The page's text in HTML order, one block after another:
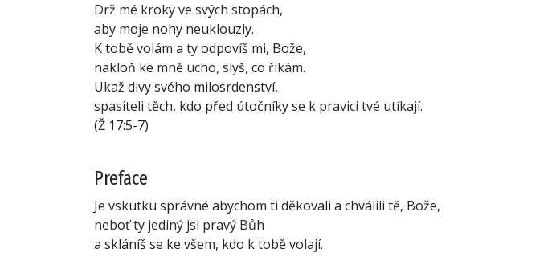
Drž mé kroky ve svých stopách,
aby moje nohy neuklouzly.
K tobě volám a ty odpovíš mi, Bože,
nakloň ke mně ucho, slyš, co říkám.
Ukaž divy svého milosrdenství,
spasiteli těch, kdo před útočníky se k pravici tvé utíkají.
(Ž 17:5-7)
Preface
Je vskutku správné abychom ti děkovali a chválili tě, Bože,
neboť ty jediný jsi pravý Bůh
a skláníš se ke všem, kdo k tobě volají.